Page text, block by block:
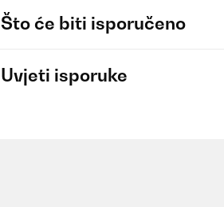
Što će biti isporučeno
Uvjeti isporuke